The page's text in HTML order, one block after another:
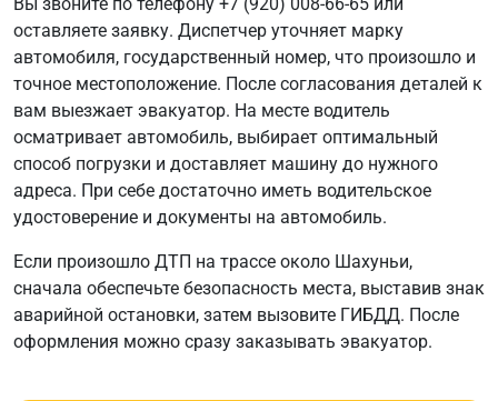
оставляете заявку. Диспетчер уточняет марку
автомобиля, государственный номер, что произошло и
точное местоположение. После согласования деталей к
вам выезжает эвакуатор. На месте водитель
осматривает автомобиль, выбирает оптимальный
способ погрузки и доставляет машину до нужного
адреса. При себе достаточно иметь водительское
удостоверение и документы на автомобиль.
Если произошло ДТП на трассе около Шахуньи,
сначала обеспечьте безопасность места, выставив знак
аварийной остановки, затем вызовите ГИБДД. После
оформления можно сразу заказывать эвакуатор.